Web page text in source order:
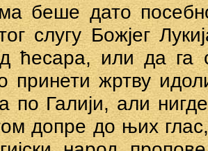
беше дато
слугу Божјег
ћесара, или да га
принети жртву
по Галији, али
допре до њих глас,